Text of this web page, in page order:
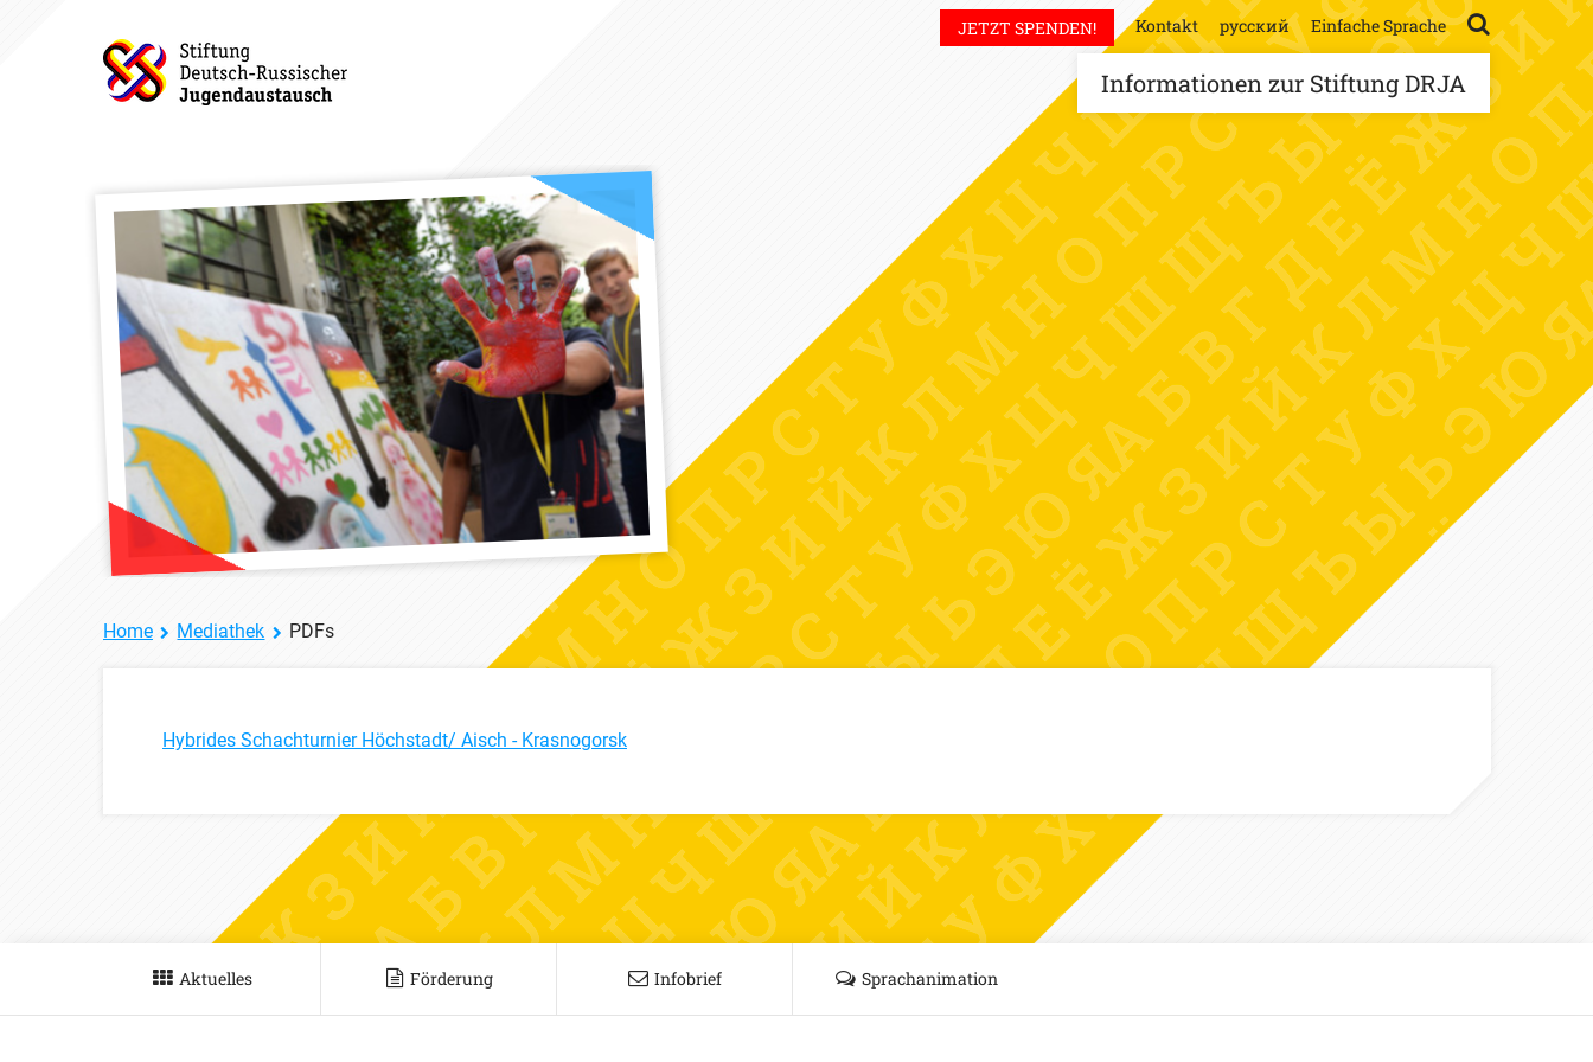
Informationen zur Stiftung DRJA
JETZT SPENDEN! Kontakt русский Einfache Sprache
Home Mediathek PDFs
Hybrides Schachturnier Höchstadt/ Aisch - Krasnogorsk
Aktuelles Förderung Infobrief Sprachanimation